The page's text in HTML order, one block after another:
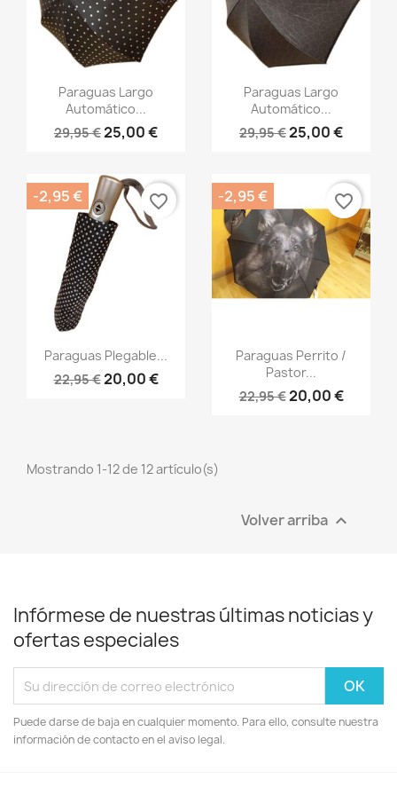
Vista rápida
Paraguas Largo
Automático...
29,95 €25,00 €
Vista rápida
Paraguas Largo
Automático...
29,95 €25,00 €
Vista rápida
Paraguas Plegable...
22,95 €20,00 €
-2,95 € favorite_border
Vista rápida
Paraguas Perrito /
Pastor...
22,95 €20,00 €
-2,95 € favorite_border
Mostrando 1-12 de 12 artículo(s)
Volver arriba 
Infórmese de nuestras últimas noticias y
ofertas especiales
Puede darse de baja en cualquier momento. Para ello, consulte nuestra
información de contacto en el aviso legal.